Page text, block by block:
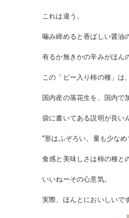
これは違う。
噛み締めると香ばしい醤油
有るか無きかの辛みがほん
この「ピー入り柿の種」は
国内産の落花生を、国内で
袋に書いてある説明が良い
”形はふぞろい、量も少なめ
食感と美味しさは柿の種と
いいねーその心意気。
実際、ほんとにおいしいで